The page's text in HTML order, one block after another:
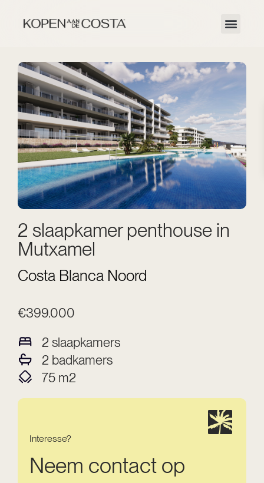
2 slaapkamer penthouse in
Mutxamel
Costa Blanca Noord
€399.000
2 slaapkamers
2 badkamers
75 m2
Interesse?
Neem contact op